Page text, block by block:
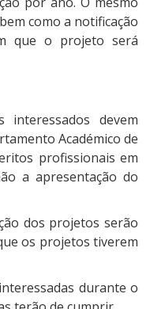
como a notificação
que o projeto será
devem
Académico de
profissionais em
a apresentação do
dos projetos serão
os projetos tiverem
durante o